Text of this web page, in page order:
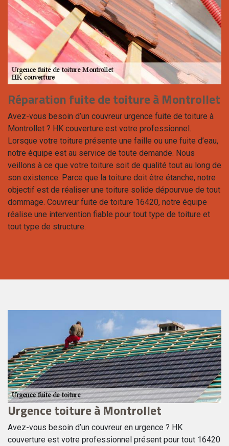
Réparation fuite de toiture à Montrollet
Avez-vous besoin d’un couvreur urgence fuite de toiture à
Montrollet ? HK couverture est votre professionnel.
Lorsque votre toiture présente une faille ou une fuite d’eau,
notre équipe est au service de toute demande. Nous
veillons à ce que votre toiture soit de qualité tout au long de
son existence. Parce que la toiture doit être étanche, notre
objectif est de réaliser une toiture solide dépourvue de tout
dommage. Couvreur fuite de toiture 16420, notre équipe
réalise une intervention fiable pour tout type de toiture et
tout type de structure.
Urgence toiture à Montrollet
Avez-vous besoin d’un couvreur en urgence ? HK
couverture est votre professionnel présent pour tout 16420